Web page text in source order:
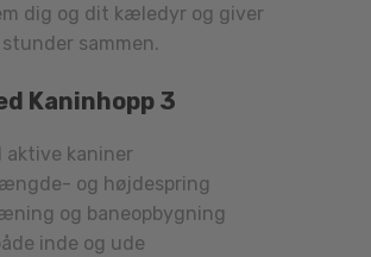
dig og dit kæledyr og giver
sammen.
Kaninhopp 3
kaniner
og højdespring
og baneopbygning
inde og ude